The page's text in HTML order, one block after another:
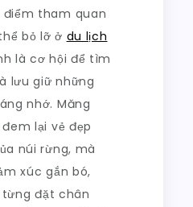
tham quan
bỏ lỡ ở du lịch
là cơ hội để tìm
lưu giữ những
nhớ. Măng
lại vẻ đẹp
núi rừng, mà
xúc gắn bó,
đặt chân